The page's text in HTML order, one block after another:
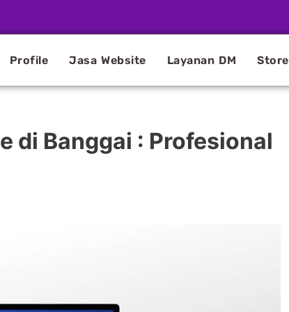
Profile Jasa Website Layanan DM Store
di Banggai : Profesional